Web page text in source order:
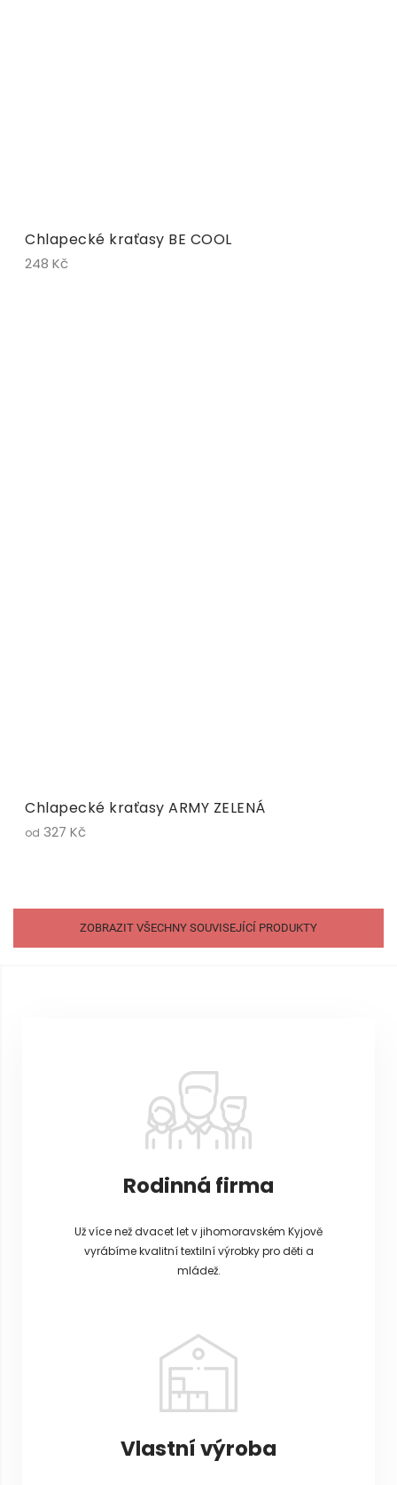
Chlapecké kraťasy BE COOL
248 Kč
Chlapecké kraťasy ARMY ZELENÁ
od 327 Kč
ZOBRAZIT VŠECHNY SOUVISEJÍCÍ PRODUKTY
Rodinná firma
Už více než dvacet let v jihomoravském Kyjově
vyrábíme kvalitní textilní výrobky pro děti a
mládež.
Vlastní výroba